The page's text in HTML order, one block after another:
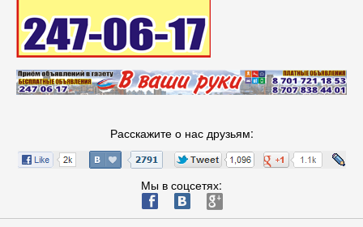
Расскажите о нас друзьям:
Мы в соцсетях:
ä æ è